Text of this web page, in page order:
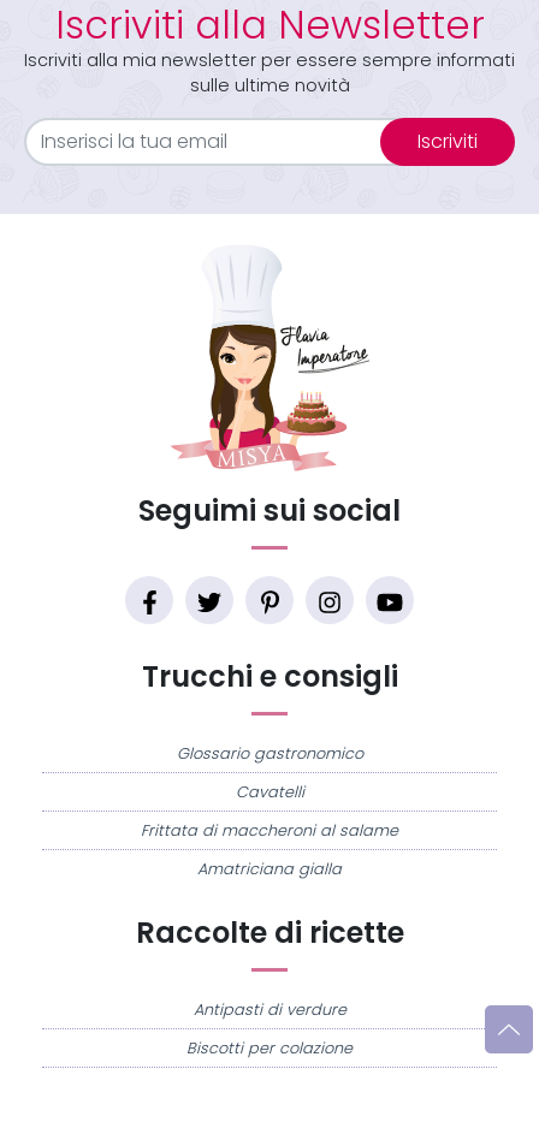
Iscriviti alla Newsletter
Iscriviti alla mia newsletter per essere sempre informati
sulle ultime novità
Iscriviti
Raccolte di ricette
Antipasti di verdure
Biscotti per colazione
Trucchi e consigli
Glossario gastronomico
Cavatelli
Frittata di maccheroni al salame
Amatriciana gialla
Seguimi sui social